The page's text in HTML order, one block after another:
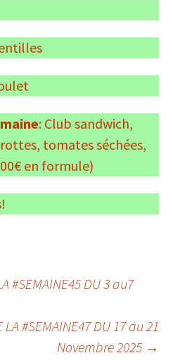
: Club sandwich,
tomates séchées,
en formule)
#SEMAINE45 DU 3 au7
LA #SEMAINE47 DU 17 au 21
Novembre 2025 →